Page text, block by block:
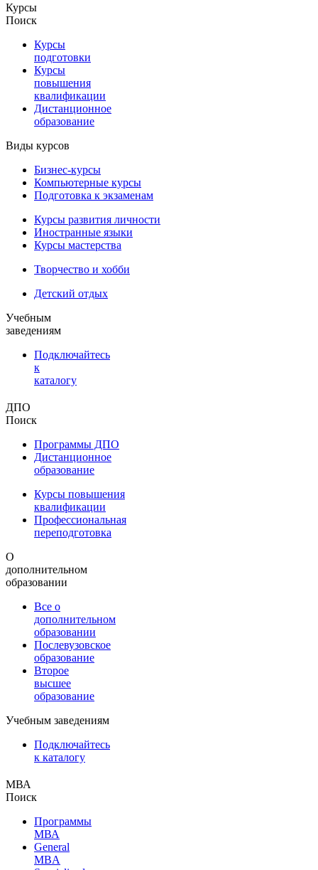
Курсы
Поиск
Курсы
подготовки
Курсы
повышения
квалификации
Дистанционное
образование
Виды курсов
Бизнес-курсы
Компьютерные курсы
Подготовка к экзаменам
Курсы развития личности
Иностранные языки
Курсы мастерства
Творчество и хобби
Детский отдых
Учебным
заведениям
Подключайтесь
к
каталогу
ДПО
Поиск
Программы ДПО
Дистанционное
образование
Курсы повышения
квалификации
Профессиональная
переподготовка
О
дополнительном
образовании
Все о
дополнительном
образовании
Послевузовское
образование
Второе
высшее
образование
Учебным заведениям
Подключайтесь
к каталогу
МВА
Поиск
Программы
МВА
General
MBA